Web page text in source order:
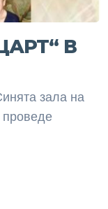
В
зала на
проведе